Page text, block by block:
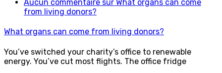
Aucun commentaire sur What organs can come
from living donors?
What organs can come from living donors?
You’ve switched your charity’s office to renewable
energy. You’ve cut most flights. The office fridge